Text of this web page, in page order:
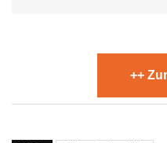
++